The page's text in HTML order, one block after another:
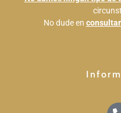
No dude en